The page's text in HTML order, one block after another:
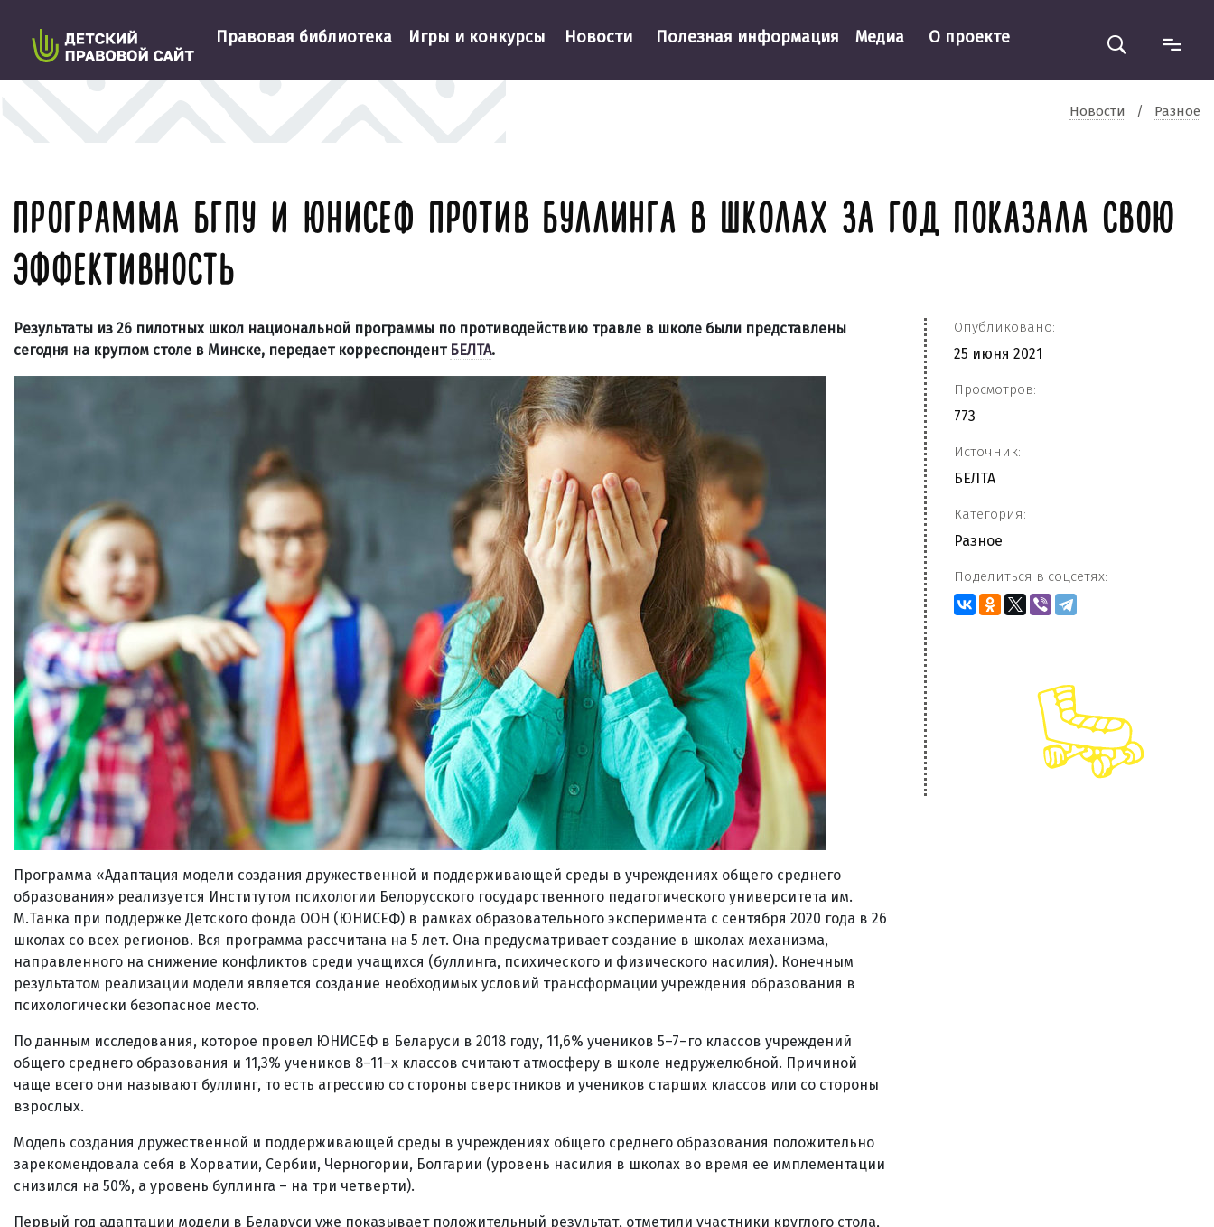
Правовая библиотека Игры и конкурсы Новости Полезная информация Медиа О проекте
Новости / Разное
ПРОГРАММА БГПУ И ЮНИСЕФ ПРОТИВ БУЛЛИНГА В ШКОЛАХ ЗА ГОД ПОКАЗАЛА СВОЮ
ЭФФЕКТИВНОСТЬ
Результаты из 26 пилотных школ национальной программы по противодействию травле в школе были представлены
сегодня на круглом столе в Минске, передает корреспондент БЕЛТА.
Программа «Адаптация модели создания дружественной и поддерживающей среды в учреждениях общего среднего
образования» реализуется Институтом психологии Белорусского государственного педагогического университета им.
М.Танка при поддержке Детского фонда ООН (ЮНИСЕФ) в рамках образовательного эксперимента с сентября 2020 года в 26
школах со всех регионов. Вся программа рассчитана на 5 лет. Она предусматривает создание в школах механизма,
направленного на снижение конфликтов среди учащихся (буллинга, психического и физического насилия). Конечным
результатом реализации модели является создание необходимых условий трансформации учреждения образования в
психологически безопасное место.
По данным исследования, которое провел ЮНИСЕФ в Беларуси в 2018 году, 11,6% учеников 5–7–го классов учреждений
общего среднего образования и 11,3% учеников 8–11–х классов считают атмосферу в школе недружелюбной. Причиной
чаще всего они называют буллинг, то есть агрессию со стороны сверстников и учеников старших классов или со стороны
взрослых.
Модель создания дружественной и поддерживающей среды в учреждениях общего среднего образования положительно
зарекомендовала себя в Хорватии, Сербии, Черногории, Болгарии (уровень насилия в школах во время ее имплементации
снизился на 50%, а уровень буллинга – на три четверти).
Первый год адаптации модели в Беларуси уже показывает положительный результат, отметили участники круглого стола,
Опубликовано:
25 июня 2021
Просмотров:
773
Источник:
БЕЛТА
Категория:
Разное
Поделиться в соцсетях: